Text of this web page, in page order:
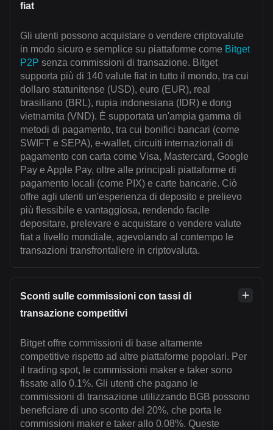
fiat
Gli utenti possono acquistare o vendere criptovalute
in modo sicuro e semplice su piattaforme come Bitget
P2P senza commissioni di transazione. Bitget
supporta più di 140 valute fiat in tutto il mondo, tra cui
dollaro statunitense (USD), euro (EUR), real
brasiliano (BRL), rupia indonesiana (IDR) e dong
vietnamita (VND). È supportata un'ampia gamma di
metodi di pagamento, tra cui bonifici bancari (come
SWIFT e SEPA), e-wallet, circuiti internazionali di
pagamento con carta come Visa, Mastercard, Google
Pay e Apple Pay, oltre alle principali piattaforme di
pagamento locali (come PIX) e carte bancarie. Ciò
offre agli utenti un'esperienza di deposito e prelievo
più flessibile e vantaggiosa, rendendo facile
depositare, prelevare e acquistare o vendere valute
fiat a livello mondiale, agevolando al contempo le
transazioni transfrontaliere in criptovaluta.
Sconti sulle commissioni con tassi di
transazione competitivi
Bitget offre commissioni di base altamente
competitive rispetto ad altre piattaforme popolari. Per
il trading spot, le commissioni maker e taker sono
fissate allo 0.1%. Gli utenti che pagano le
commissioni di transazione utilizzando BGB possono
beneficiare di uno sconto del 20%, che porta le
commissioni maker e taker allo 0.08%. Queste